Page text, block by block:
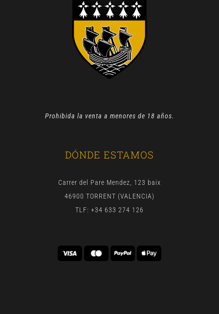
Prohibida la venta a menores de 18 años.
DÓNDE ESTAMOS
Carrer del Pare Mendez, 123 baix
46900 TORRENT (VALENCIA)
TLF: +34 633 274 126